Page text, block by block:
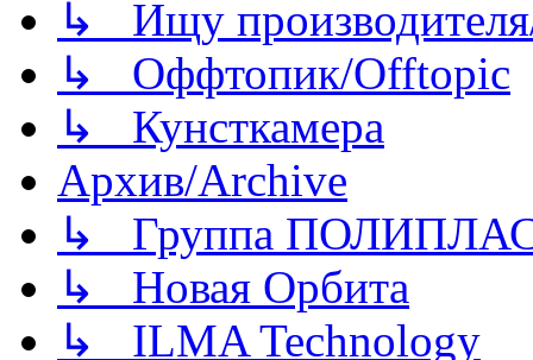
↳ Ищу
↳ Оффтопик/Offtopic
↳ Кунсткамера
Архив/Archive
↳ Группа
↳ Новая Орбита
↳ ILMA Technology